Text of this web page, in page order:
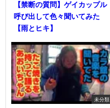
【禁断の質問】ゲイカップル
呼び出して色々聞いてみた
【雨とヒキ】
未分類